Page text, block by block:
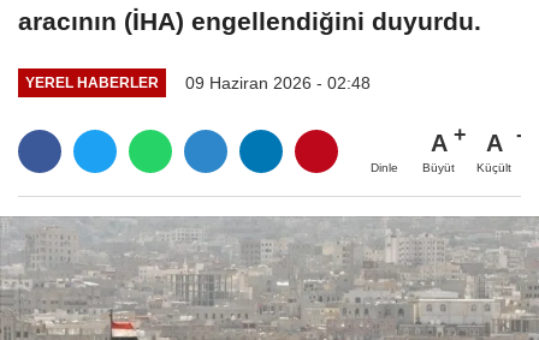
aracının (İHA) engellendiğini duyurdu.
YEREL HABERLER 09 Haziran 2026 - 02:48
Dinle
A
Büyüt
A
Küçült